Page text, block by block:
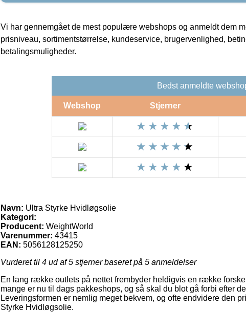
Vi har gennemgået de mest populære webshops og anmeldt dem
prisniveau, sortimentstørrelse, kundeservice, brugervenlighed,
betalingsmuligheder.
Bedst anmeldte
Webshop Stjerner
Navn: Ultra Styrke Hvidløgsolie
Kategori:
Producent: WeightWorld
Varenummer: 43415
EAN: 5056128125250
Vurderet til 4 ud af 5 stjerner baseret på 5 anmeldelser
En lang række outlets på nettet frembyder heldigvis en række
mange er nu til dags pakkeshops, og så skal du blot gå forbi efter
Leveringsformen er nemlig meget bekvem, og ofte endvidere den
Styrke Hvidløgsolie.